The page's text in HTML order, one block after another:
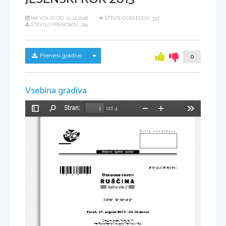
NA VOLJO OD: 21.12.2018
ŠTEVILO OGLEDOV: 337
ŠTEVILO PRENOSOV: 219
Prenesi gradivo Skrij/prikaži meni 0
Vsebina gradiva
Preklopi
Stran:
od 4
Pomanjšaj